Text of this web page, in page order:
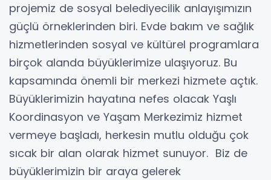
projemiz de sosyal belediyecilik anlayışımızın
güçlü örneklerinden biri. Evde bakım ve sağlık
hizmetlerinden sosyal ve kültürel programlara
birçok alanda büyüklerimize ulaşıyoruz. Bu
kapsamında önemli bir merkezi hizmete açtık.
Büyüklerimizin hayatına nefes olacak Yaşlı
Koordinasyon ve Yaşam Merkezimiz hizmet
vermeye başladı, herkesin mutlu olduğu çok
sıcak bir alan olarak hizmet sunuyor. Biz de
büyüklerimizin bir araya gelerek